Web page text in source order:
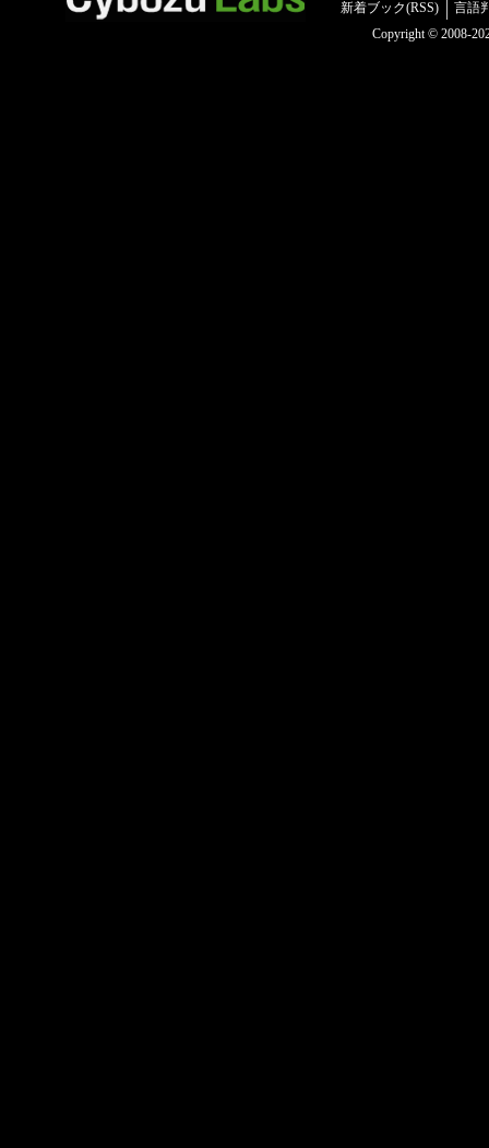
新着ブック(RSS)
言語
Copyright © 2008-